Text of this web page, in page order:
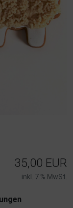
35,00 EUR
inkl. 7 % MwSt.